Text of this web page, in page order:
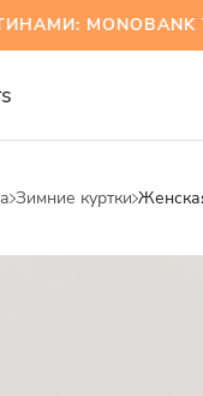
MONOBANK
Зимние куртки